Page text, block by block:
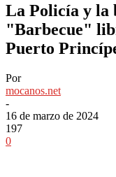
La Policía y la
"Barbecue"
Puerto
Por
mocanos.net
-
16 de marzo de 2024
197
0